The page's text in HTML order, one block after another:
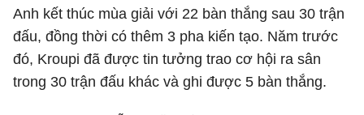
Anh kết thúc mùa giải với 22 bàn thắng sau 30 trận
đấu, đồng thời có thêm 3 pha kiến tạo. Năm trước
đó, Kroupi đã được tin tưởng trao cơ hội ra sân
trong 30 trận đấu khác và ghi được 5 bàn thắng.